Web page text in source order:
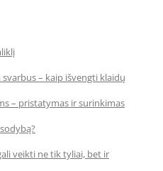
– kaip išvengti klaidų
– pristatymas ir surinkimas
veikti ne tik tyliai, bet ir